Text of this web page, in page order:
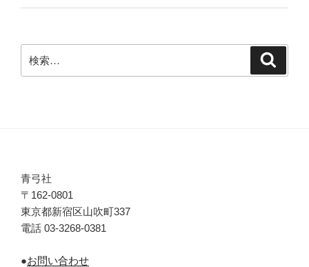
索:
青弓社
〒162-0801
東京都新宿区山吹町337
電話 03-3268-0381
●お問い合わせ